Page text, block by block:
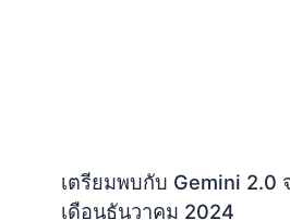
เตรียมพบกับ Gemini 2.0
เดือนธันวาคม 2024